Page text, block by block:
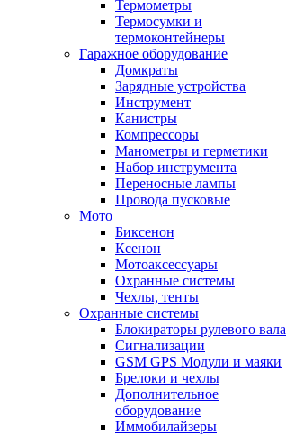
Термометры
Термосумки и
термоконтейнеры
Гаражное оборудование
Домкраты
Зарядные устройства
Инструмент
Канистры
Компрессоры
Манометры и герметики
Набор инструмента
Переносные лампы
Провода пусковые
Мото
Биксенон
Ксенон
Мотоаксессуары
Охранные системы
Чехлы, тенты
Охранные системы
Блокираторы рулевого вала
Сигнализации
GSM GPS Модули и маяки
Брелоки и чехлы
Дополнительное
оборудование
Иммобилайзеры